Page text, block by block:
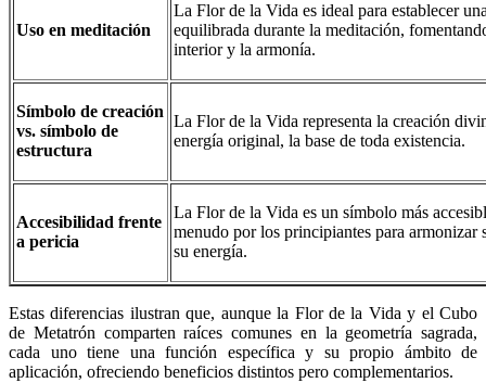
Uso en meditación
La Flor de la Vida es ideal para establecer
equilibrada durante la meditación,
interior y la armonía.
Símbolo de creación
vs. símbolo de
estructura
La Flor de la Vida representa la creación
energía original, la base de toda existencia.
Accesibilidad frente
a pericia
La Flor de la Vida es un símbolo más
menudo por los principiantes para armonizar
su energía.
Estas diferencias ilustran que, aunque la Flor de la Vida y el Cubo
de Metatrón comparten raíces comunes en la geometría sagrada,
cada uno tiene una función específica y su propio ámbito de
aplicación, ofreciendo beneficios distintos pero complementarios.